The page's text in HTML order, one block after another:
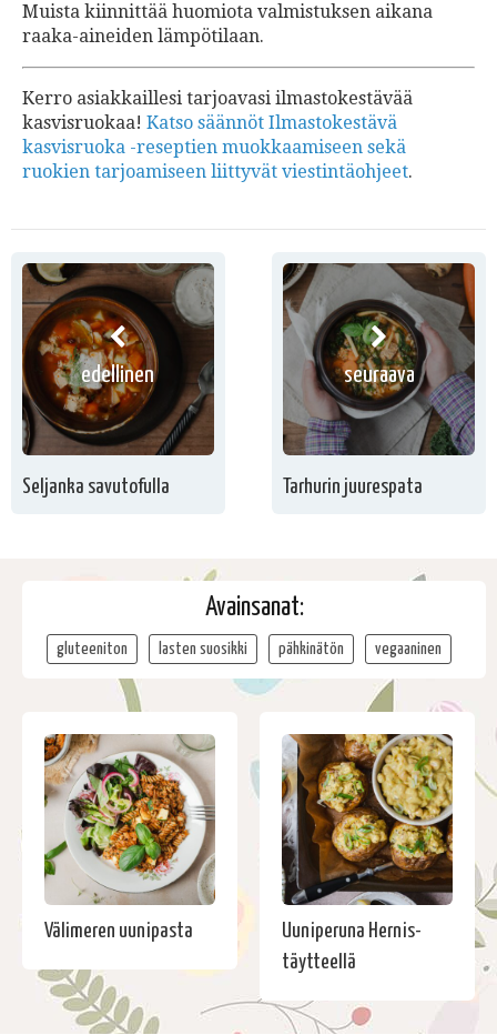
Muista kiinnittää huomiota valmistuksen aikana
raaka-aineiden lämpötilaan.
Kerro asiakkaillesi tarjoavasi ilmastokestävää
kasvisruokaa! Katso säännöt Ilmastokestävä
kasvisruoka -reseptien muokkaamiseen sekä
ruokien tarjoamiseen liittyvät viestintäohjeet.
edellinen
Seljanka savutofulla
seuraava
Tarhurin juurespata
Avainsanat:
gluteeniton lasten suosikki pähkinätön vegaaninen
Välimeren uunipasta
Uuniperuna Hernis-
täytteellä